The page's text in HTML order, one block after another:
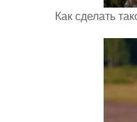
Как сделать